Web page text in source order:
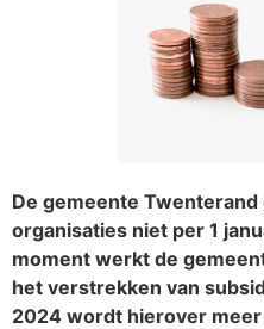
De gemeente Twenterand
organisaties niet per 1
moment werkt de
het verstrekken van
2024 wordt hierover